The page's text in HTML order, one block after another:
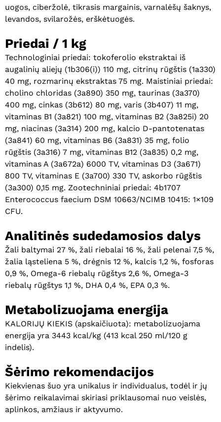
Krepšelyje nėra produktų.
uogos, ciberžolė, tikrasis margainis, varnalėšų šaknys,
levandos, svilarožės, erškėtuogės.
Priedai / 1 kg
Technologiniai priedai: tokoferolio ekstraktai iš
augalinių aliejų (1b306(i)) 110 mg, citrinų rūgštis (1a330)
40 mg, rozmarinų ekstraktas 75 mg. Maistiniai priedai:
cholino chloridas (3a890) 350 mg, taurinas (3a370)
400 mg, cinkas (3b612) 80 mg, varis (3b407) 11 mg,
vitaminas B1 (3a821) 100 mg, vitaminas B2 (3a825i) 20
mg, niacinas (3a314) 200 mg, kalcio D-pantotenatas
(3a841) 60 mg, vitaminas B6 (3a831) 35 mg, folio
rūgštis (3a316) 7 mg, vitaminas B12 (3a835) 0,2 mg,
vitaminas A (3a672a) 6000 TV, vitaminas D3 (3a671)
800 TV, vitaminas E (3a700) 330 TV, askorbo rūgštis
(3a300) 0,15 mg. Zootechniniai priedai: 4b1707
Enterococcus faecium DSM 10663/NCIMB 10415: 1×109
CFU.
Analitinės sudedamosios dalys
Žali baltymai 27 %, žali riebalai 16 %, žali pelenai 7,5 %,
žalia ląsteliena 5 %, drėgnis 12 %, kalcis 1,2 %, fosforas
0,9 %, Omega-6 riebalų rūgštys 2,6 %, Omega-3
riebalų rūgštys 1,1 %, DHA 0,4 %, EPA 0,3 %.
Metabolizuojama energija
KALORIJŲ KIEKIS (apskaičiuota): metabolizuojama
energija yra 3443 kcal/kg (413 kcal 250 ml/120 g
indelis).
Šėrimo rekomendacijos
Kiekvienas šuo yra unikalus ir individualus, todėl ir jų
šėrimo reikalavimai skiriasi priklausomai nuo veislės,
aplinkos, amžiaus ir aktyvumo.